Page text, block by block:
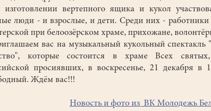
вертепного ящика и кукол
люди - и взрослые, и дети. Среди них - работники
при белоозёрском храме, прихожане,
вас на музыкальный кукольный спектакль
которые состоится в храме Всех
просиявших, в воскресенье, 21 декабря в
Ждём вас!!!
Новость и фото из ВК Молодежь